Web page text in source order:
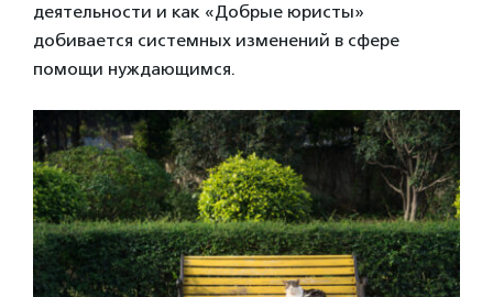
деятельности и как «Добрые юристы»
добивается системных изменений в сфере
помощи нуждающимся.